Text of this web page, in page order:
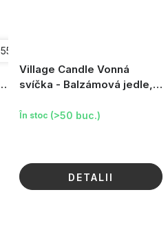
55 ore
Village Candle Vonná
svíčka - Balzámová jedle,
În stoc (>50 buc.)
DETALII